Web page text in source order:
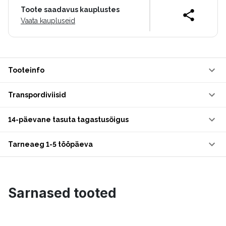
Toote saadavus kauplustes
Vaata kaupluseid
Tooteinfo
Transpordiviisid
14-päevane tasuta tagastusõigus
Tarneaeg 1-5 tööpäeva
Sarnased tooted